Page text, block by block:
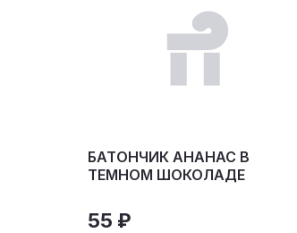
БАТОНЧИК АНАНАС В
ТЕМНОМ ШОКОЛАДЕ
55 ₽